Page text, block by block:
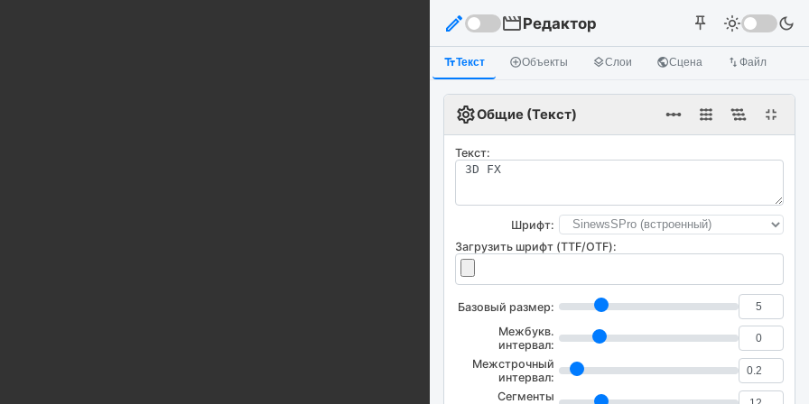
edit movieРедактор push_pin light_mode dark_mode
text_fieldsТекст add_circle_outlineОбъекты layersСлои publicСцена import_export Файл
settingsОбщие (Текст) linear_scale fullscreen_exit
Текст:
Шрифт:
Загрузить шрифт (TTF/OTF):
Базовый размер:
Межбукв.
интервал:
Межстрочный
интервал:
Сегменты